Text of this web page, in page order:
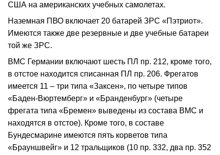
США на американских учебных самолетах.
Наземная ПВО включает 20 батарей ЗРС «Пэтриот».
Имеются также две резервные и две учебные батареи
той же ЗРС.
ВМС Германии включают шесть ПЛ пр. 212, кроме того,
в отстое находится списанная ПЛ пр. 206. Фрегатов
имеется 11 – три типа «Заксен», по четыре типов
«Баден-Вюртемберг» и «Бранденбург» (четыре
фрегата типа «Бремен» выведены из состава ВМС и
находятся в отстое). Кроме того, в составе
Бундесмарине имеются пять корветов типа
«Брауншвейг» и 12 тральщиков (10 пр. 332, два пр. 352